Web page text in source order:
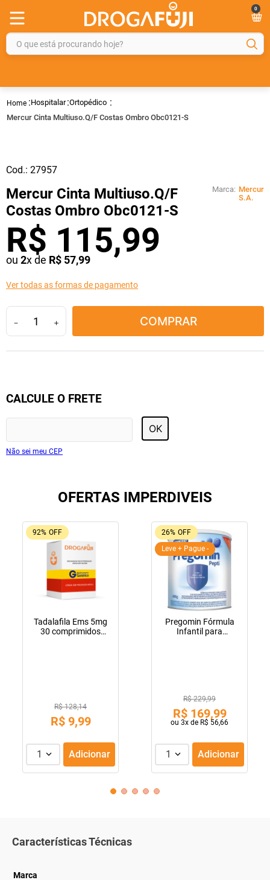
0
O que está procurando hoje?
Hospitalar Ortopédico
Mercur Cinta Multiuso.Q/F Costas Ombro Obc0121-S
Cod.: 27957
Mercur Cinta Multiuso.Q/F
Costas Ombro Obc0121-S
Marca: Mercur
S.A.
R$ 115,99
ou 2x de R$ 57,99
Ver todas as formas de pagamento
＋
－ COMPRAR
CALCULE O FRETE
OK
Não sei meu CEP
OFERTAS IMPERDIVEIS
92% OFF
Tadalafila Ems 5mg
30 comprimidos
R$ 128,14
R$ 9,99
1 Adicionar
26% OFF
Leve + Pague -
Pregomin Fórmula
Infantil para
R$ 229,99
R$ 169,99
ou 3x de R$ 56,66
1 Adicionar
Características Técnicas
Marca
2º
gelmax
5º
protetor solar
6º
shampoo
7º
dipirona
º
fraldas geriátricas
9º
tadalafila
10º amoxicilina clavulanato